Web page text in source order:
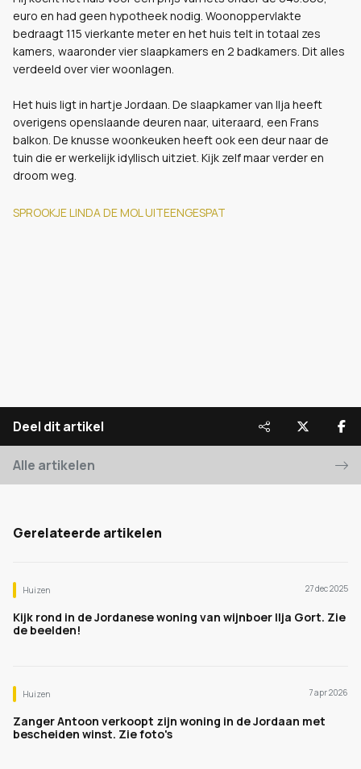
euro en had geen hypotheek nodig. Woonoppervlakte
bedraagt 115 vierkante meter en het huis telt in totaal zes
kamers, waaronder vier slaapkamers en 2 badkamers. Dit alles
verdeeld over vier woonlagen.
Het huis ligt in hartje Jordaan. De slaapkamer van Ilja heeft
overigens openslaande deuren naar, uiteraard, een Frans
balkon. De knusse woonkeuken heeft ook een deur naar de
tuin die er werkelijk idyllisch uitziet. Kijk zelf maar verder en
droom weg.
SPROOKJE LINDA DE MOL UITEENGESPAT
Deel dit artikel
Alle artikelen
Gerelateerde artikelen
Huizen 27 dec 2025
Kijk rond in de Jordanese woning van wijnboer Ilja Gort. Zie
de beelden!
Huizen 7 apr 2026
Zanger Antoon verkoopt zijn woning in de Jordaan met
bescheiden winst. Zie foto's